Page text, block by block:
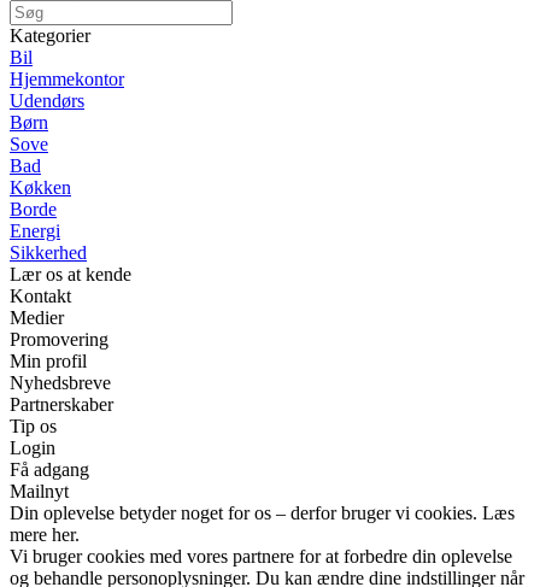
Kategorier
Bil
Hjemmekontor
Udendørs
Børn
Sove
Bad
Køkken
Borde
Energi
Sikkerhed
Lær os at kende
Kontakt
Medier
Promovering
Min profil
Nyhedsbreve
Partnerskaber
Tip os
Login
Få adgang
Mailnyt
Din oplevelse betyder noget for os – derfor bruger vi cookies. Læs
mere her.
Vi bruger cookies med vores partnere for at forbedre din oplevelse
og behandle personoplysninger. Du kan ændre dine indstillinger når